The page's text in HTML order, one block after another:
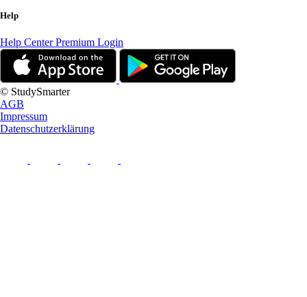
Help
Help CenterPremium Login
© StudySmarter
AGB
Impressum
Datenschutzerklärung